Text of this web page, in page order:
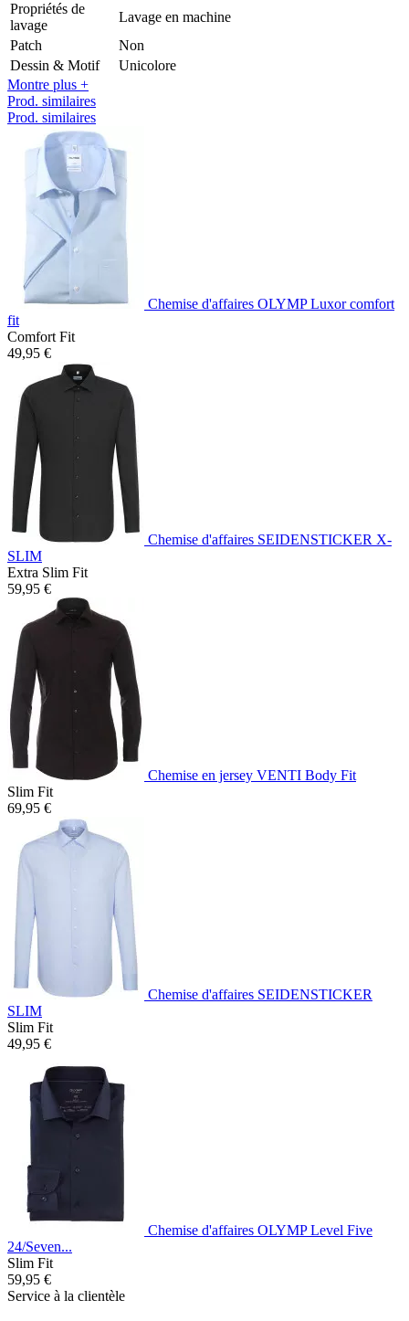
Propriétés de
lavage
Lavage en machine
Patch
Non
Dessin & Motif
Unicolore
Montre plus +
Prod. similaires
Prod. similaires
Chemise d'affaires OLYMP Luxor comfort
fit
Comfort Fit
49,95 €
Chemise d'affaires SEIDENSTICKER X-
SLIM
Extra Slim Fit
59,95 €
Chemise en jersey VENTI Body Fit
Slim Fit
69,95 €
Chemise d'affaires SEIDENSTICKER
SLIM
Slim Fit
49,95 €
Chemise d'affaires OLYMP Level Five
24/Seven...
Slim Fit
59,95 €
Service à la clientèle